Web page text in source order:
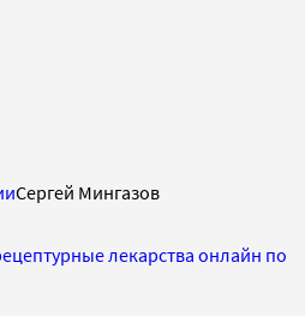
Сергей Мингазов
лекарства онлайн по